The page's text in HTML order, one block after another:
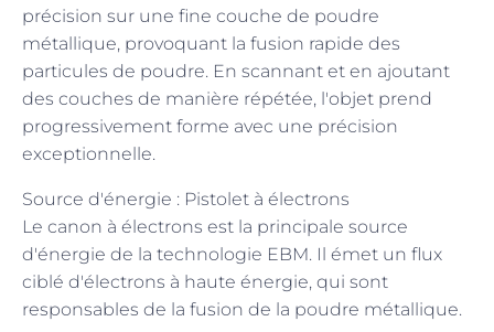
précision sur une fine couche de poudre
métallique, provoquant la fusion rapide des
particules de poudre. En scannant et en ajoutant
des couches de manière répétée, l'objet prend
progressivement forme avec une précision
exceptionnelle.
Source d'énergie : Pistolet à électrons
Le canon à électrons est la principale source
d'énergie de la technologie EBM. Il émet un flux
ciblé d'électrons à haute énergie, qui sont
responsables de la fusion de la poudre métallique.